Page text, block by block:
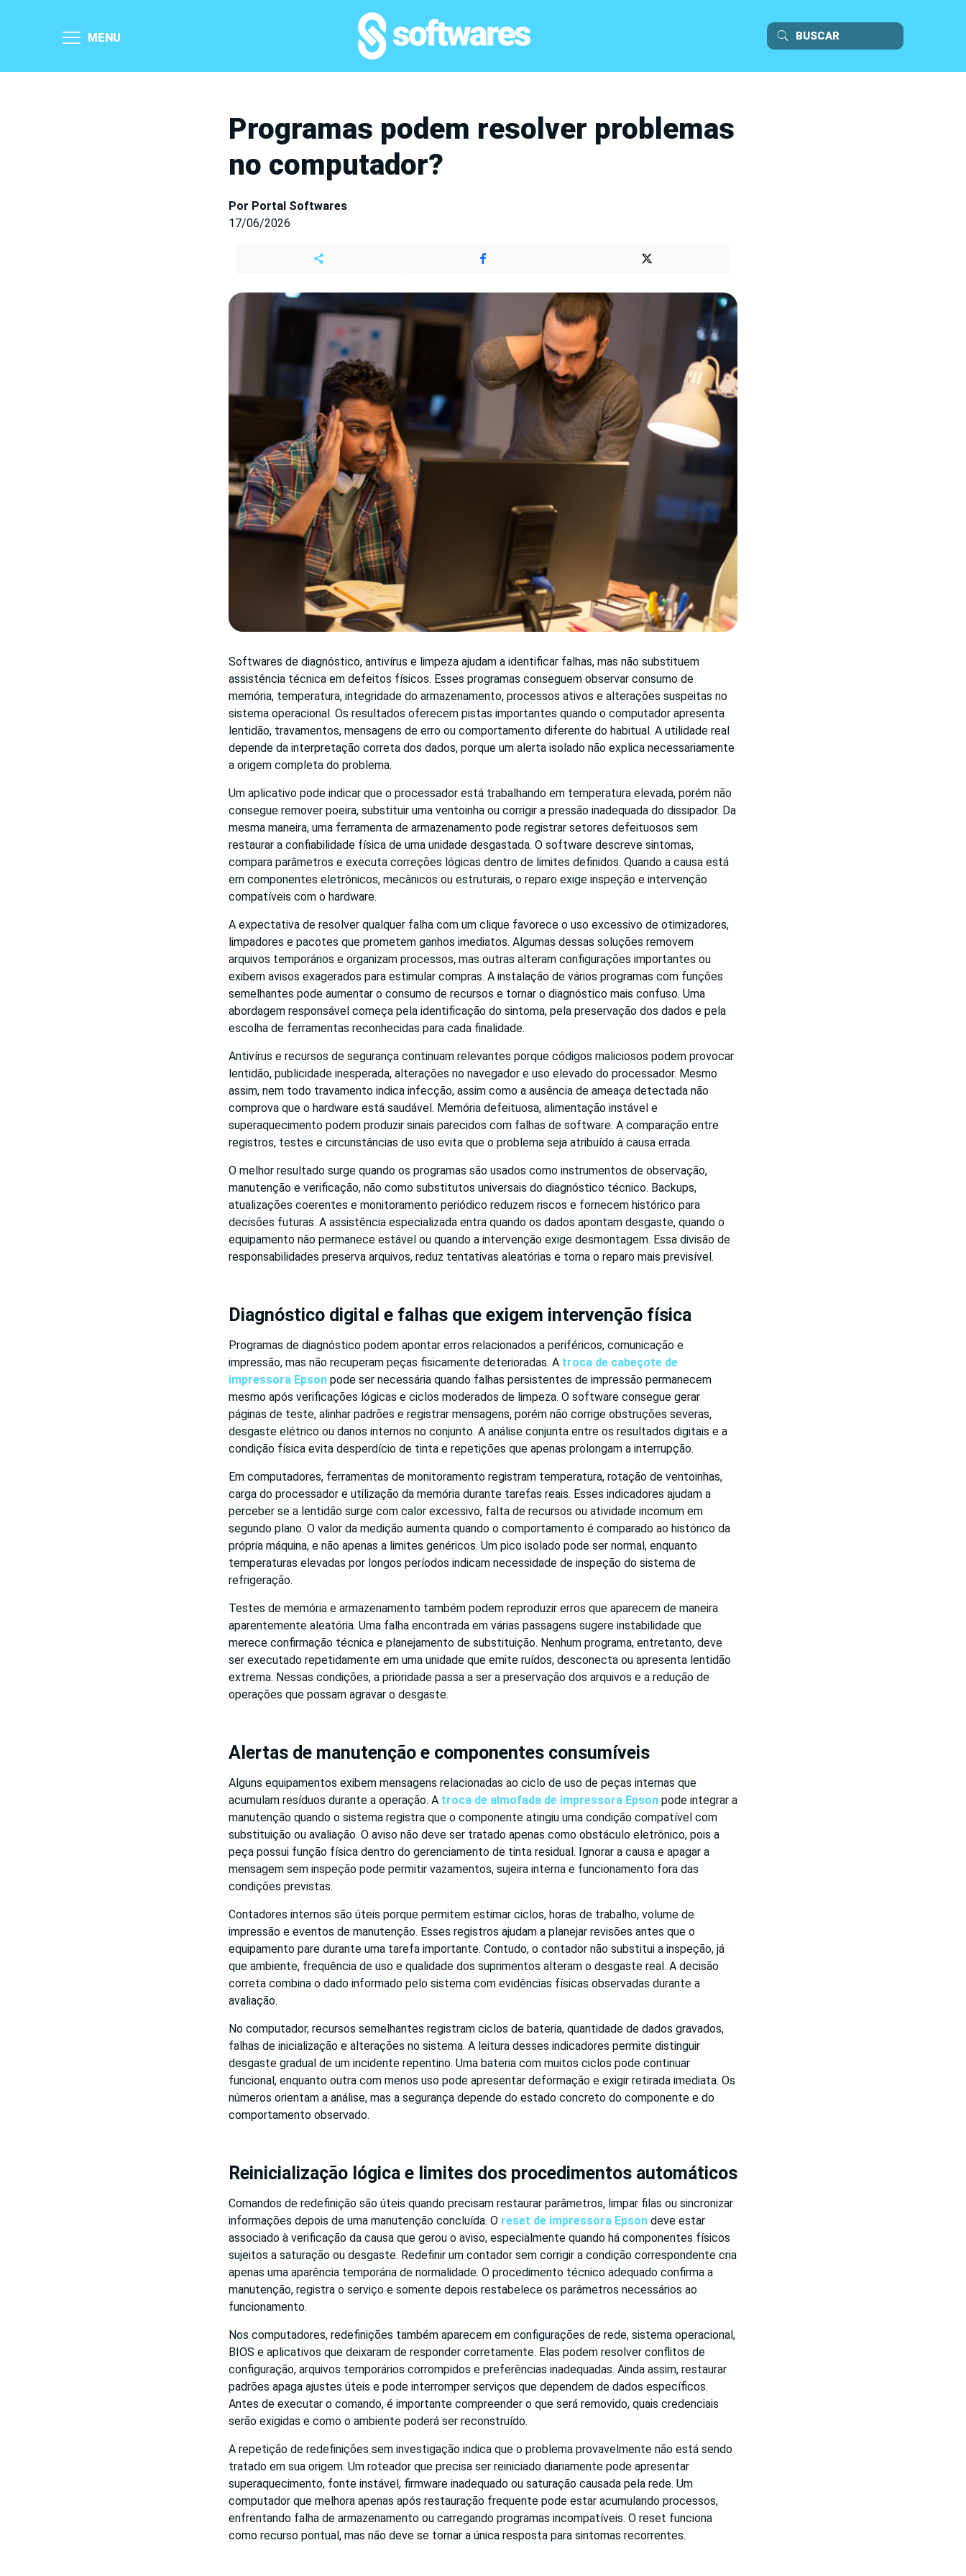
MENU
Programas podem resolver problemas
no computador?
Por Portal Softwares
17/06/2026
Softwares de diagnóstico, antivírus e limpeza ajudam a identificar falhas, mas não substituem
assistência técnica em defeitos físicos. Esses programas conseguem observar consumo de
memória, temperatura, integridade do armazenamento, processos ativos e alterações suspeitas no
sistema operacional. Os resultados oferecem pistas importantes quando o computador apresenta
lentidão, travamentos, mensagens de erro ou comportamento diferente do habitual. A utilidade real
depende da interpretação correta dos dados, porque um alerta isolado não explica necessariamente
a origem completa do problema.
Um aplicativo pode indicar que o processador está trabalhando em temperatura elevada, porém não
consegue remover poeira, substituir uma ventoinha ou corrigir a pressão inadequada do dissipador. Da
mesma maneira, uma ferramenta de armazenamento pode registrar setores defeituosos sem
restaurar a confiabilidade física de uma unidade desgastada. O software descreve sintomas,
compara parâmetros e executa correções lógicas dentro de limites definidos. Quando a causa está
em componentes eletrônicos, mecânicos ou estruturais, o reparo exige inspeção e intervenção
compatíveis com o hardware.
A expectativa de resolver qualquer falha com um clique favorece o uso excessivo de otimizadores,
limpadores e pacotes que prometem ganhos imediatos. Algumas dessas soluções removem
arquivos temporários e organizam processos, mas outras alteram configurações importantes ou
exibem avisos exagerados para estimular compras. A instalação de vários programas com funções
semelhantes pode aumentar o consumo de recursos e tornar o diagnóstico mais confuso. Uma
abordagem responsável começa pela identificação do sintoma, pela preservação dos dados e pela
escolha de ferramentas reconhecidas para cada finalidade.
Antivírus e recursos de segurança continuam relevantes porque códigos maliciosos podem provocar
lentidão, publicidade inesperada, alterações no navegador e uso elevado do processador. Mesmo
assim, nem todo travamento indica infecção, assim como a ausência de ameaça detectada não
comprova que o hardware está saudável. Memória defeituosa, alimentação instável e
superaquecimento podem produzir sinais parecidos com falhas de software. A comparação entre
registros, testes e circunstâncias de uso evita que o problema seja atribuído à causa errada.
O melhor resultado surge quando os programas são usados como instrumentos de observação,
manutenção e verificação, não como substitutos universais do diagnóstico técnico. Backups,
atualizações coerentes e monitoramento periódico reduzem riscos e fornecem histórico para
decisões futuras. A assistência especializada entra quando os dados apontam desgaste, quando o
equipamento não permanece estável ou quando a intervenção exige desmontagem. Essa divisão de
responsabilidades preserva arquivos, reduz tentativas aleatórias e torna o reparo mais previsível.
Diagnóstico digital e falhas que exigem intervenção física
Programas de diagnóstico podem apontar erros relacionados a periféricos, comunicação e
impressão, mas não recuperam peças fisicamente deterioradas. A troca de cabeçote de
impressora Epson pode ser necessária quando falhas persistentes de impressão permanecem
mesmo após verificações lógicas e ciclos moderados de limpeza. O software consegue gerar
páginas de teste, alinhar padrões e registrar mensagens, porém não corrige obstruções severas,
desgaste elétrico ou danos internos no conjunto. A análise conjunta entre os resultados digitais e a
condição física evita desperdício de tinta e repetições que apenas prolongam a interrupção.
Em computadores, ferramentas de monitoramento registram temperatura, rotação de ventoinhas,
carga do processador e utilização da memória durante tarefas reais. Esses indicadores ajudam a
perceber se a lentidão surge com calor excessivo, falta de recursos ou atividade incomum em
segundo plano. O valor da medição aumenta quando o comportamento é comparado ao histórico da
própria máquina, e não apenas a limites genéricos. Um pico isolado pode ser normal, enquanto
temperaturas elevadas por longos períodos indicam necessidade de inspeção do sistema de
refrigeração.
Testes de memória e armazenamento também podem reproduzir erros que aparecem de maneira
aparentemente aleatória. Uma falha encontrada em várias passagens sugere instabilidade que
merece confirmação técnica e planejamento de substituição. Nenhum programa, entretanto, deve
ser executado repetidamente em uma unidade que emite ruídos, desconecta ou apresenta lentidão
extrema. Nessas condições, a prioridade passa a ser a preservação dos arquivos e a redução de
operações que possam agravar o desgaste.
Alertas de manutenção e componentes consumíveis
Alguns equipamentos exibem mensagens relacionadas ao ciclo de uso de peças internas que
acumulam resíduos durante a operação. A troca de almofada de impressora Epson pode integrar a
manutenção quando o sistema registra que o componente atingiu uma condição compatível com
substituição ou avaliação. O aviso não deve ser tratado apenas como obstáculo eletrônico, pois a
peça possui função física dentro do gerenciamento de tinta residual. Ignorar a causa e apagar a
mensagem sem inspeção pode permitir vazamentos, sujeira interna e funcionamento fora das
condições previstas.
Contadores internos são úteis porque permitem estimar ciclos, horas de trabalho, volume de
impressão e eventos de manutenção. Esses registros ajudam a planejar revisões antes que o
equipamento pare durante uma tarefa importante. Contudo, o contador não substitui a inspeção, já
que ambiente, frequência de uso e qualidade dos suprimentos alteram o desgaste real. A decisão
correta combina o dado informado pelo sistema com evidências físicas observadas durante a
avaliação.
No computador, recursos semelhantes registram ciclos de bateria, quantidade de dados gravados,
falhas de inicialização e alterações no sistema. A leitura desses indicadores permite distinguir
desgaste gradual de um incidente repentino. Uma bateria com muitos ciclos pode continuar
funcional, enquanto outra com menos uso pode apresentar deformação e exigir retirada imediata. Os
números orientam a análise, mas a segurança depende do estado concreto do componente e do
comportamento observado.
Reinicialização lógica e limites dos procedimentos automáticos
Comandos de redefinição são úteis quando precisam restaurar parâmetros, limpar filas ou sincronizar
informações depois de uma manutenção concluída. O reset de impressora Epson deve estar
associado à verificação da causa que gerou o aviso, especialmente quando há componentes físicos
sujeitos a saturação ou desgaste. Redefinir um contador sem corrigir a condição correspondente cria
apenas uma aparência temporária de normalidade. O procedimento técnico adequado confirma a
manutenção, registra o serviço e somente depois restabelece os parâmetros necessários ao
funcionamento.
Nos computadores, redefinições também aparecem em configurações de rede, sistema operacional,
BIOS e aplicativos que deixaram de responder corretamente. Elas podem resolver conflitos de
configuração, arquivos temporários corrompidos e preferências inadequadas. Ainda assim, restaurar
padrões apaga ajustes úteis e pode interromper serviços que dependem de dados específicos.
Antes de executar o comando, é importante compreender o que será removido, quais credenciais
serão exigidas e como o ambiente poderá ser reconstruído.
A repetição de redefinições sem investigação indica que o problema provavelmente não está sendo
tratado em sua origem. Um roteador que precisa ser reiniciado diariamente pode apresentar
superaquecimento, fonte instável, firmware inadequado ou saturação causada pela rede. Um
computador que melhora apenas após restauração frequente pode estar acumulando processos,
enfrentando falha de armazenamento ou carregando programas incompatíveis. O reset funciona
como recurso pontual, mas não deve se tornar a única resposta para sintomas recorrentes.